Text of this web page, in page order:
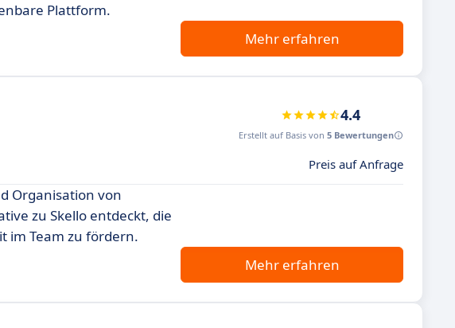
Plattform.
Mehr erfahren
4.4
Erstellt auf Basis von 5 Bewertungen
Preis auf Anfrage
Organisation von
zu Skello entdeckt, die
im Team zu fördern.
Mehr erfahren